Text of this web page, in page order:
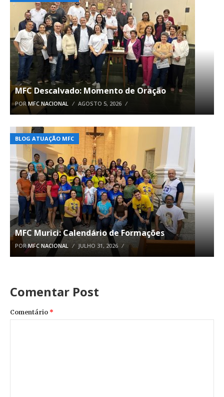
MFC Descalvado: Momento de Oração
PORMFC NACIONAL AGOSTO 5, 2026
BLOG ATUAÇÃO MFC
MFC Murici: Calendário de Formações
POR MFC NACIONAL JULHO 31, 2026
Comentar Post
Comentário *